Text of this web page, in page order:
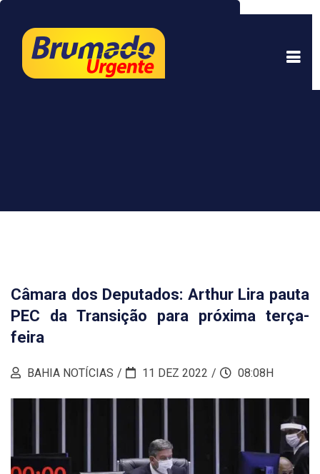
experiência. Ao continuar a navegar, você está
de acordo com isso.Saber mais.
Câmara dos Deputados: Arthur Lira pauta
PEC da Transição para próxima terça-
feira
BAHIA NOTÍCIAS 11 DEZ 2022 08:08H